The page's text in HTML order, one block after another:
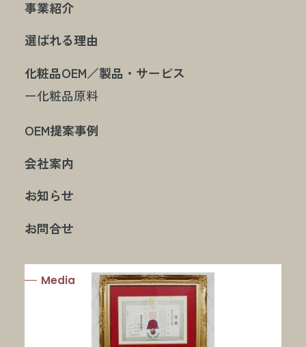
事業紹介
選ばれる理由
化粧品OEM／製品・サービス
ー化粧品原料
OEM提案事例
会社案内
お知らせ
お問合せ
Media